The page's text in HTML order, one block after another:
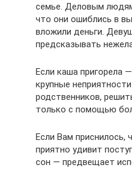
семье. Деловым
что они ошиблись в
вложили деньги.
предсказывать
Если каша пригорела
крупные
родственников,
только с помощью
Если Вам
приятно удивит
сон — предвещает